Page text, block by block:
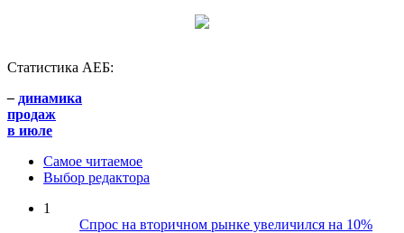
Статистика АЕБ:
– динамика
продаж
в июле
Самое читаемое
Выбор редактора
1
Спрос на вторичном рынке увеличился на 10%